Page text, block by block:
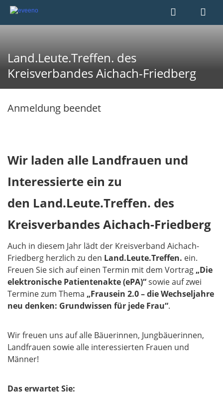
Land.Leute.Treffen. des
Kreisverbandes Aichach-Friedberg
Anmeldung beendet
Wir laden alle Landfrauen und
Interessierte ein zu
den Land.Leute.Treffen. des
Kreisverbandes Aichach-Friedberg
Auch in diesem Jahr lädt der Kreisverband Aichach-
Friedberg herzlich zu den Land.Leute.Treffen. ein.
Freuen Sie sich auf einen Termin mit dem Vortrag „Die
elektronische Patientenakte (ePA)“sowie auf zwei
Termine zum Thema „Frausein 2.0 – die Wechseljahre
neu denken: Grundwissen für jede Frau“.
Wir freuen uns auf alle Bäuerinnen, Jungbäuerinnen,
Landfrauen sowie alle interessierten Frauen und
Männer!
Das erwartet Sie: